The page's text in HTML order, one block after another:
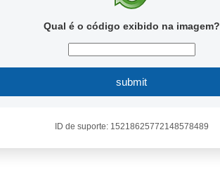
Qual é o código exibido na imagem?
submit
ID de suporte: 15218625772148578489